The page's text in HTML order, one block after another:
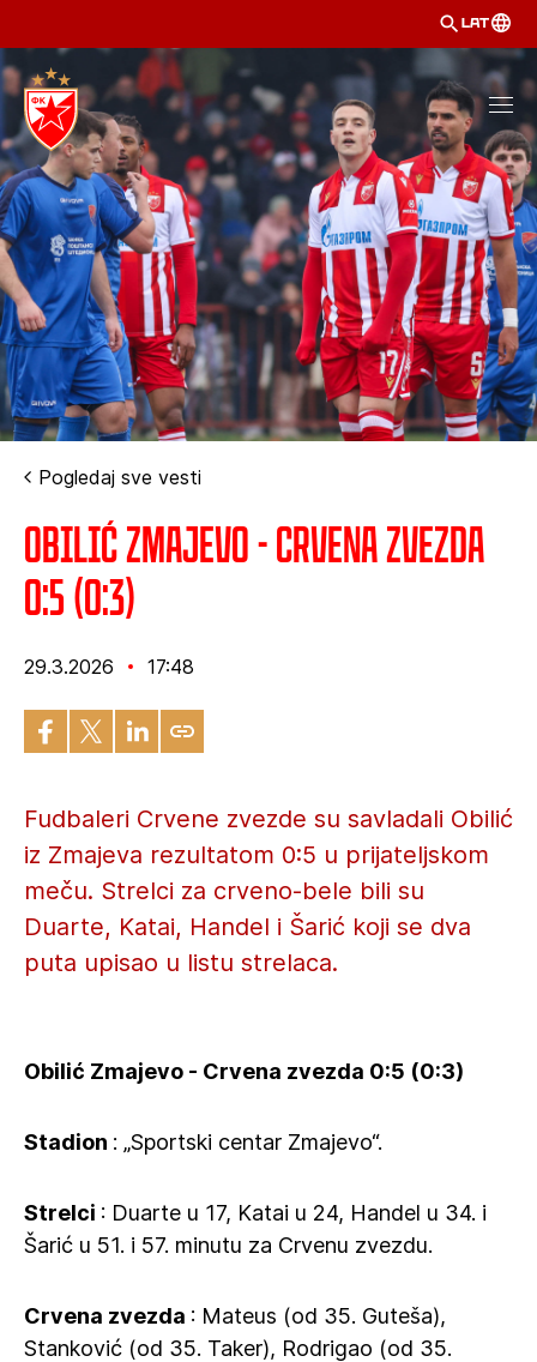
LAT
Pogledaj sve vesti
Obilić Zmajevo - Crvena zvezda
0:5 (0:3)
29.3.2026 17:48
Fudbaleri Crvene zvezde su savladali Obilić
iz Zmajeva rezultatom 0:5 u prijateljskom
meču. Strelci za crveno-bele bili su
Duarte, Katai, Handel i Šarić koji se dva
puta upisao u listu strelaca.
Obilić Zmajevo - Crvena zvezda 0:5 (0:3)
Stadion : „Sportski centar Zmajevo“.
Strelci : Duarte u 17, Katai u 24, Handel u 34. i
Šarić u 51. i 57. minutu za Crvenu zvezdu.
Crvena zvezda : Mateus (od 35. Guteša),
Stanković (od 35. Taker), Rodrigao (od 35.